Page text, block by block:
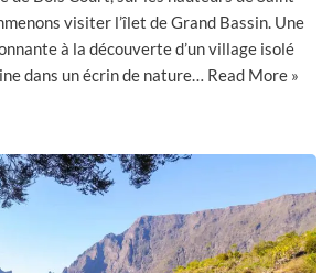
visiter l’îlet de Grand Bassin. Une
à la découverte d’un village isolé
dans un écrin de nature… Read More »